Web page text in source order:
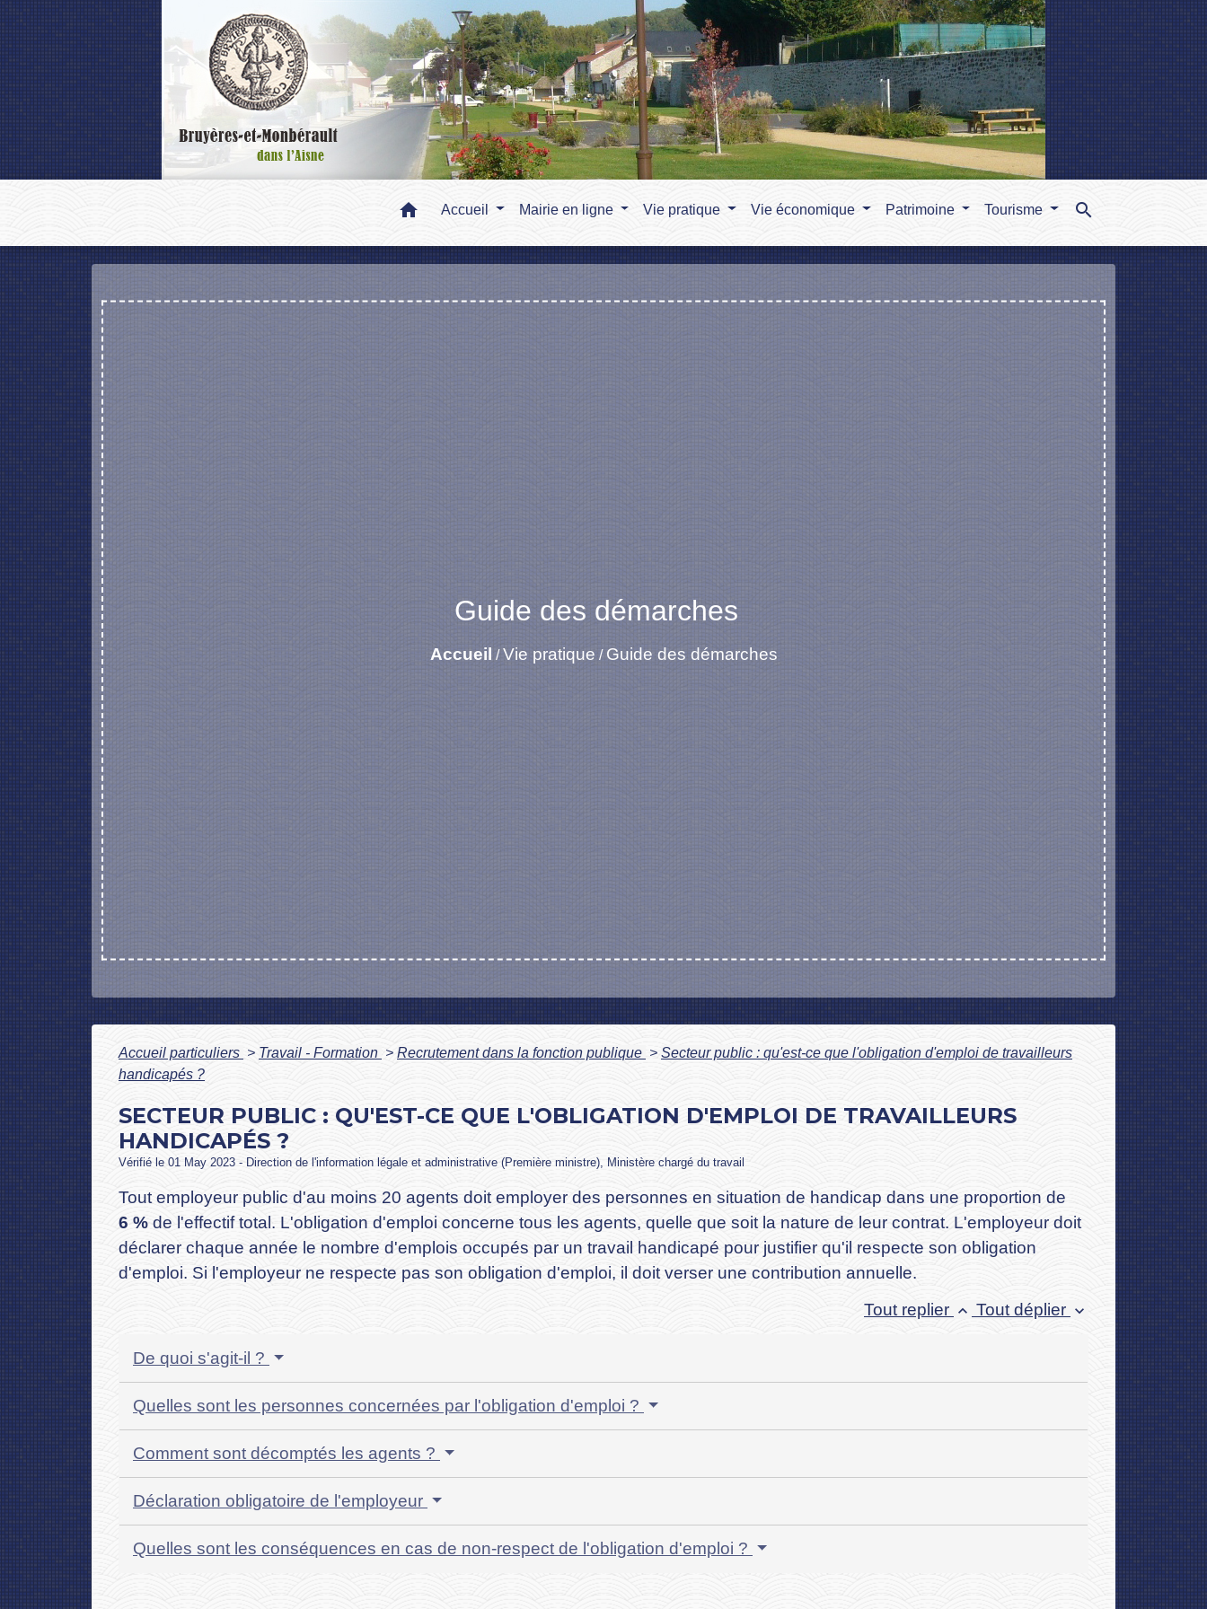
home Accueil Mairie en ligne Vie pratique Vie économique Patrimoine Tourisme search
Guide des démarches
Accueil /Vie pratique / Guide des démarches
Accueil particuliers > Travail - Formation > Recrutement dans la fonction publique > Secteur public : qu'est-ce que l'obligation d'emploi de travailleurs
handicapés ?
SECTEUR PUBLIC : QU'EST-CE QUE L'OBLIGATION D'EMPLOI DE TRAVAILLEURS
HANDICAPÉS ?
Vérifié le 01 May 2023 - Direction de l'information légale et administrative (Première ministre), Ministère chargé du travail
Tout employeur public d'au moins 20 agents doit employer des personnes en situation de handicap dans une proportion de
6 % de l'effectif total. L'obligation d'emploi concerne tous les agents, quelle que soit la nature de leur contrat. L'employeur doit
déclarer chaque année le nombre d'emplois occupés par un travail handicapé pour justifier qu'il respecte son obligation
d'emploi. Si l'employeur ne respecte pas son obligation d'emploi, il doit verser une contribution annuelle.
Tout replier keyboard_arrow_up Tout déplier keyboard_arrow_down
De quoi s'agit-il ?
Quelles sont les personnes concernées par l'obligation d'emploi ?
Comment sont décomptés les agents ?
Déclaration obligatoire de l'employeur
Quelles sont les conséquences en cas de non-respect de l'obligation d'emploi ?